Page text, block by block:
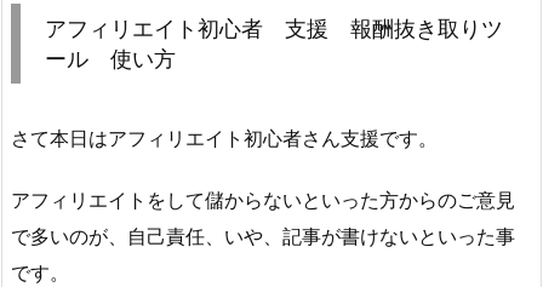
アフィリエイト初心者 支援 報酬抜き取りツ
ール 使い方
さて本日はアフィリエイト初心者さん支援です。
アフィリエイトをして儲からないといった方からのご意見
で多いのが、自己責任、いや、記事が書けないといった事
です。